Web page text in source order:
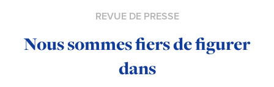
REVUE DE PRESSE
Nous sommes fiers de figurer
dans